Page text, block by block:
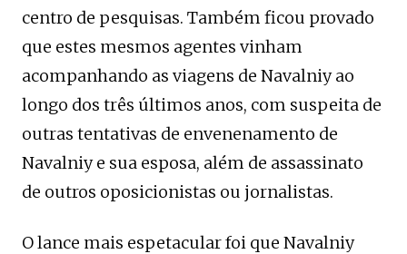
centro de pesquisas. Também ficou provado
que estes mesmos agentes vinham
acompanhando as viagens de Navalniy ao
longo dos três últimos anos, com suspeita de
outras tentativas de envenenamento de
Navalniy e sua esposa, além de assassinato
de outros oposicionistas ou jornalistas.
O lance mais espetacular foi que Navalniy